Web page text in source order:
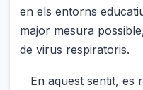
en els entorns
major mesura
de virus respiratoris.
En aquest sentit, es